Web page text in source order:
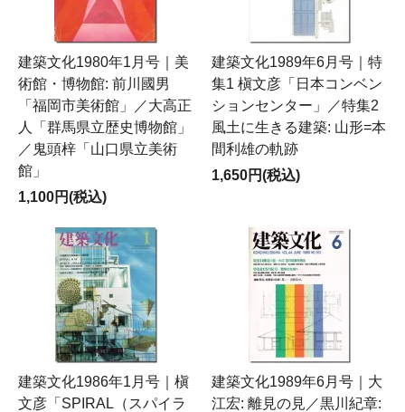
建築文化1980年1月号｜美
術館・博物館: 前川國男
「福岡市美術館」／大高正
人「群馬県立歴史博物館」
／鬼頭梓「山口県立美術
館」
1,100円(税込)
建築文化1989年6月号｜特
集1 槇文彦「日本コンベン
ションセンター」／特集2
風土に生きる建築: 山形=本
間利雄の軌跡
1,650円(税込)
建築文化1986年1月号｜槇
文彦「SPIRAL（スパイラ
建築文化1989年6月号｜大
江宏: 離見の見／黒川紀章: